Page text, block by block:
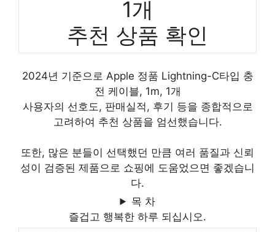
1개
추천 상품 확인
2024년 기준으로 Apple 정품 Lightning-C타입 충
전 케이블, 1m, 1개
사용자의 선호도, 판매실적, 후기 등을 종합적으로
고려하여 추천 상품을 엄선했습니다.
또한, 많은 분들이 선택했던 만큼 여러 품질과 신뢰
성이 검증된 제품으로 쇼핑에 도움었으면 좋겠습니
다.
목 차
즐겁고 행복한 하루 되십시오.